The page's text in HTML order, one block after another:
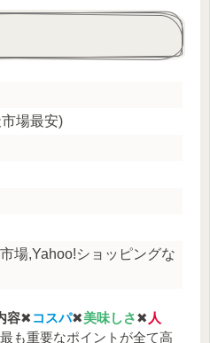
場最安)
場,Yahoo!ショッピングな
容✖ コスパ✖美味しさ✖ 人
も重要なポイントが全て高